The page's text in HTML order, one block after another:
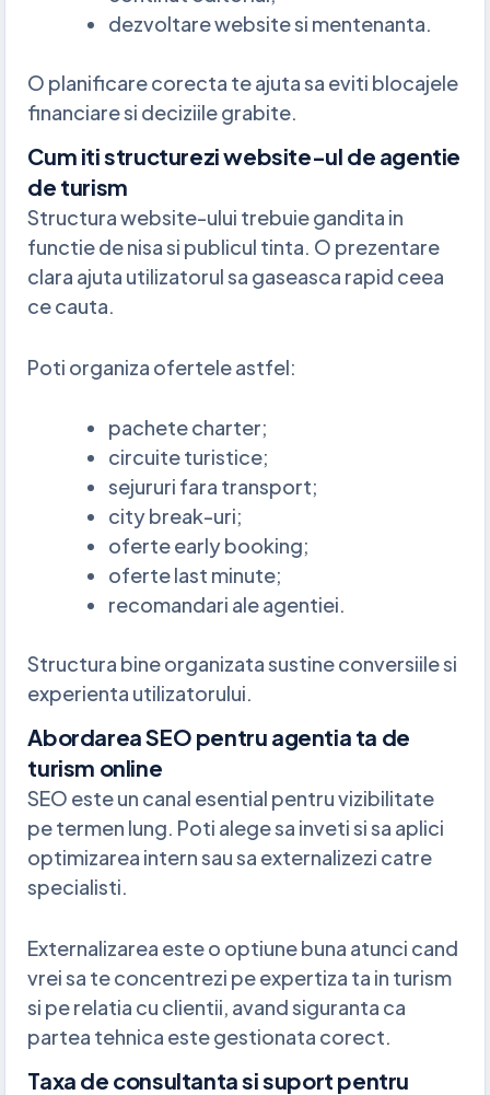
dezvoltare website si mentenanta.
O planificare corecta te ajuta sa eviti blocajele
financiare si deciziile grabite.
Cum iti structurezi website-ul de agentie
de turism
Structura website-ului trebuie gandita in
functie de nisa si publicul tinta. O prezentare
clara ajuta utilizatorul sa gaseasca rapid ceea
ce cauta.
Poti organiza ofertele astfel:
pachete charter;
circuite turistice;
sejururi fara transport;
city break-uri;
oferte early booking;
oferte last minute;
recomandari ale agentiei.
Structura bine organizata sustine conversiile si
experienta utilizatorului.
Abordarea SEO pentru agentia ta de
turism online
SEO este un canal esential pentru vizibilitate
pe termen lung. Poti alege sa inveti si sa aplici
optimizarea intern sau sa externalizezi catre
specialisti.
Externalizarea este o optiune buna atunci cand
vrei sa te concentrezi pe expertiza ta in turism
si pe relatia cu clientii, avand siguranta ca
partea tehnica este gestionata corect.
Taxa de consultanta si suport pentru